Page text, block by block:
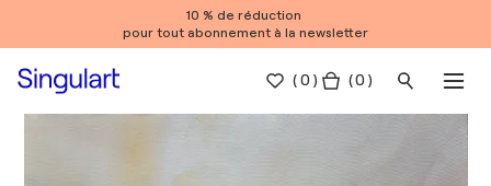
10 % de réduction
pour tout abonnement à la newsletter
(0 ) ( 0 )